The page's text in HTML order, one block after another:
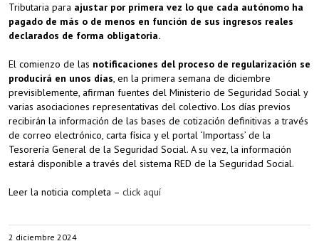
Tributaria para ajustar por primera vez lo que cada autónomo ha
pagado de más o de menos en función de sus ingresos reales
declarados de forma obligatoria.
El comienzo de las notificaciones del proceso de regularización se
producirá en unos días, en la primera semana de diciembre
previsiblemente, afirman fuentes del Ministerio de Seguridad Social y
varias asociaciones representativas del colectivo. Los días previos
recibirán la información de las bases de cotización definitivas a través
de correo electrónico, carta física y el portal ‘Importass’ de la
Tesorería General de la Seguridad Social. A su vez, la información
estará disponible a través del sistema RED de la Seguridad Social.
Leer la noticia completa – click aquí
2 diciembre 2024